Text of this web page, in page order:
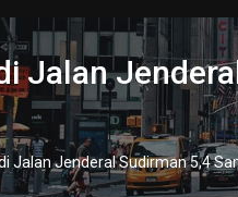
Jalan
Jalan Jenderal Sudirman 5,4